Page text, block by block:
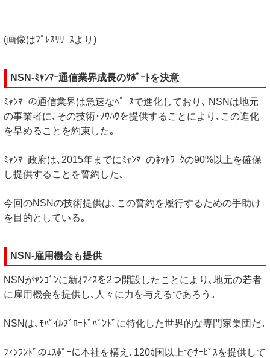
(画像はﾌﾟﾚｽﾘﾘｰｽより)
NSN-ﾐｬﾝﾏｰ通信業界成長のｻﾎﾟｰﾄを決意
ﾐｬﾝﾏｰの通信業界は急速なﾍﾟｰｽで進化しており､ NSNは地元
の事業者に､その技術･ﾉｳﾊｳを提供することにより､この進化
を早めることを約束した｡
ﾐｬﾝﾏｰ政府は､2015年までにﾐｬﾝﾏｰのﾈｯﾄﾜｰｸの90%以上を確保
し提供することを誓約した｡
今回のNSNの技術提供は､この誓約を履行するための手助け
を目的としている｡
NSN-雇用機会も提供
NSNがﾔﾝｺﾞﾝに新ｵﾌｨｽを2つ開設したことにより､地元の若者
に雇用機会を提供し､人々に力を与えるであろう｡
NSNは､ﾓﾊﾞｲﾙﾌﾞﾛｰﾄﾞﾊﾞﾝﾄﾞに特化した世界的な専門家集団だ｡
ﾌｨﾝﾗﾝﾄﾞのｴｽﾎﾟｰに本社を構え､120ｶ国以上でｻｰﾋﾞｽを提供して